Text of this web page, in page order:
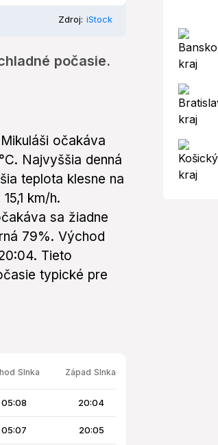
Zdroj: iStock
počasie.
očakáva
Najvyššia denná
teplota klesne na
km/h.
sa žiadne
79%. Východ
Tieto
typické pre
Slnka Západ Slnka
05:08 20:04
05:07 20:05